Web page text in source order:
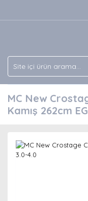
MC New
Kamış 262cm